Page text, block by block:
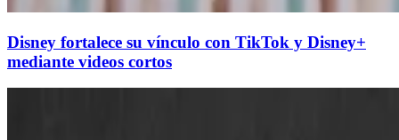
Disney fortalece su vínculo con TikTok y Disney+
mediante videos cortos